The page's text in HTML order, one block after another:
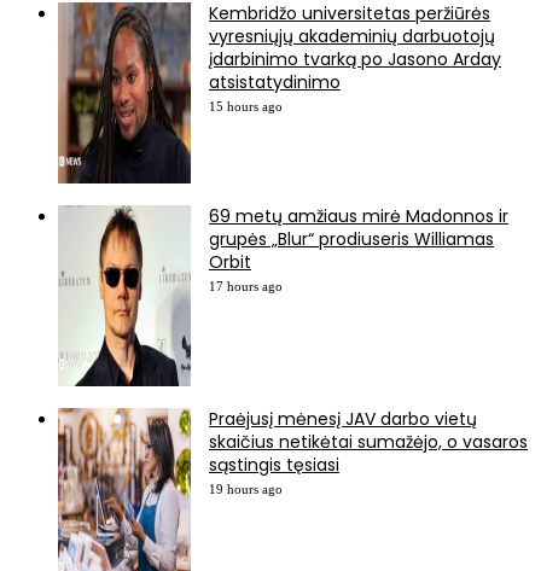
Kembridžo universitetas peržiūrės
vyresniųjų akademinių darbuotojų
įdarbinimo tvarką po Jasono Arday
atsistatydinimo
15 hours ago
69 metų amžiaus mirė Madonnos ir
grupės „Blur“ prodiuseris Williamas
Orbit
17 hours ago
Praėjusį mėnesį JAV darbo vietų
skaičius netikėtai sumažėjo, o vasaros
sąstingis tęsiasi
19 hours ago